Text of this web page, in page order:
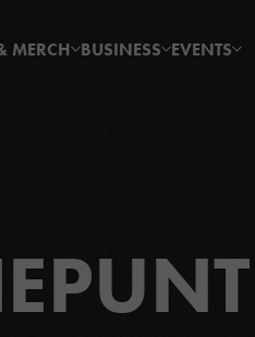
MERCH BUSINESS EVENTS